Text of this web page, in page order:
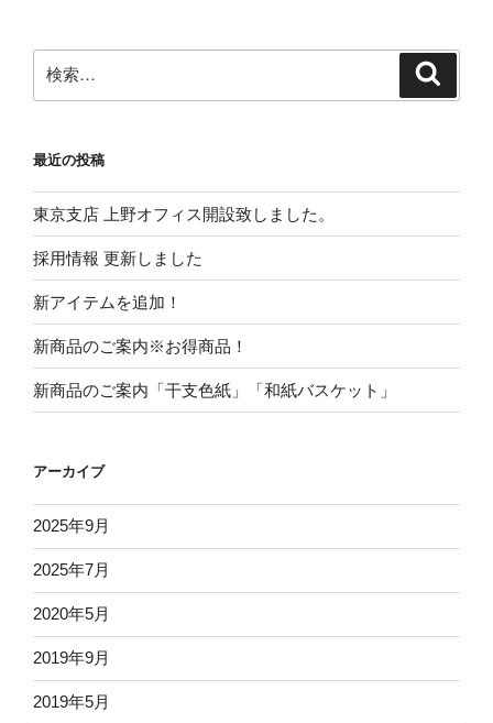
索:
最近の投稿
東京支店 上野オフィス開設致しました。
採用情報 更新しました
新アイテムを追加！
新商品のご案内※お得商品！
新商品のご案内「干支色紙」「和紙バスケット」
アーカイブ
2025年9月
2025年7月
2020年5月
2019年9月
2019年5月